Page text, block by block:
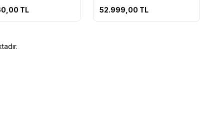
TL 52.999,00 TL